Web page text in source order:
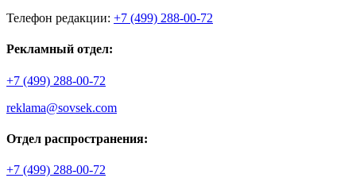
Телефон редакции: +7 (499) 288-00-72
Рекламный отдел:
+7 (499) 288-00-72
reklama@sovsek.com
Отдел распространения:
+7 (499) 288-00-72